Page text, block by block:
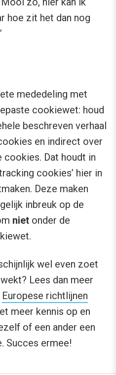
hoe zit het dan nog
mededeling met
cookiewet: houd
beschreven verhaal
en indirect over
Dat houdt in
cookies’ hier in
Deze maken
inbreuk op de
niet onder de
wel even zoet
Lees dan meer
Europese richtlijnen
meer kennis op en
of een ander een
Succes ermee!